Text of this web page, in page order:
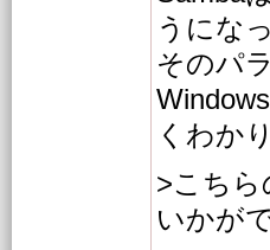
うにな
そのパ
くわか
>こちら
いかが